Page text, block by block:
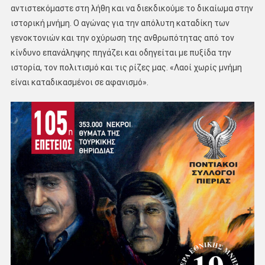
αντιστεκόμαστε στη λήθη και να διεκδικούμε το δικαίωμα στην
ιστορική μνήμη. Ο αγώνας για την απόλυτη καταδίκη των
γενοκτονιών και την οχύρωση της ανθρωπότητας από τον
κίνδυνο επανάληψης πηγάζει και οδηγείται με πυξίδα την
ιστορία, τον πολιτισμό και τις ρίζες μας. «Λαοί χωρίς μνήμη
είναι καταδικασμένοι σε αφανισμό».